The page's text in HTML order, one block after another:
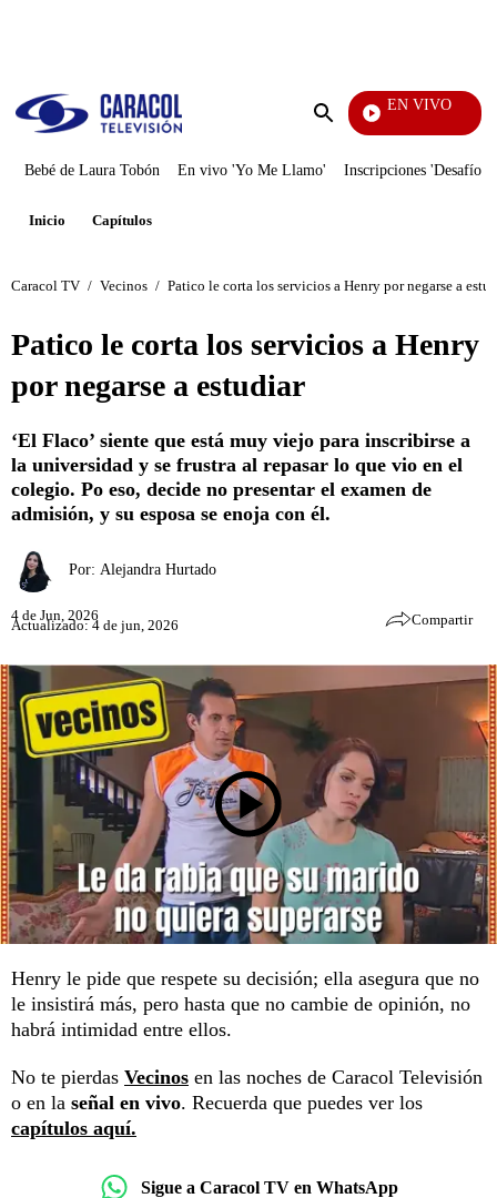
Enviar
EN VIVO
Noticias Caracol
Bebé de Laura Tobón En vivo 'Yo Me Llamo' Inscripciones 'Desafío'
Inicio Capítulos
Caracol TV / Vecinos / Patico le corta los servicios a Henry por negarse a
Patico le corta los servicios a Henry
por negarse a estudiar
‘El Flaco’ siente que está muy viejo para inscribirse a
la universidad y se frustra al repasar lo que vio en el
colegio. Po eso, decide no presentar el examen de
admisión, y su esposa se enoja con él.
Por: Alejandra Hurtado
4 de Jun, 2026
Actualizado: 4 de jun, 2026 Compartir
Henry le pide que respete su decisión; ella asegura que no
le insistirá más, pero hasta que no cambie de opinión, no
habrá intimidad entre ellos.
No te pierdas Vecinos en las noches de Caracol Televisión
o en la señal en vivo. Recuerda que puedes ver los
capítulos aquí.
Sigue a Caracol TV en WhatsApp